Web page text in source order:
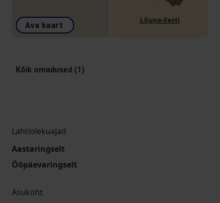
Ava kaart
Lõuna-Eesti
Kõik omadused (1)
Lahtiolekuajad
Aastaringselt
Ööpäevaringselt
Asukoht